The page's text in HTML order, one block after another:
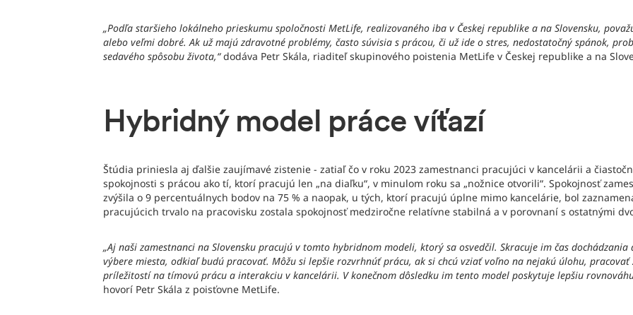
„Podľa staršieho lokálneho prieskumu spoločnosti MetLife, realizovaného iba v Českej republike a na Slovensku,
alebo veľmi dobré. Ak už majú zdravotné problémy, často súvisia s prácou, či už ide o stres, nedostatočný spánok,
sedavého spôsobu života,“dodáva Petr Skála, riaditeľ skupinového poistenia MetLife v Českej republike a na
Hybridný model práce víťazí
Štúdia priniesla aj ďalšie zaujímavé zistenie - zatiaľ čo v roku 2023 zamestnanci pracujúci v kancelárii a
spokojnosti s prácou ako tí, ktorí pracujú len „na diaľku“, v minulom roku sa „nožnice otvorili“. Spokojnosť
zvýšila o 9 percentuálnych bodov na 75 % a naopak, u tých, ktorí pracujú úplne mimo kancelárie, bol
pracujúcich trvalo na pracovisku zostala spokojnosť medziročne relatívne stabilná a v porovnaní s ostatnými
„Aj naši zamestnanci na Slovensku pracujú v tomto hybridnom modeli, ktorý sa osvedčil. Skracuje im čas
výbere miesta, odkiaľ budú pracovať. Môžu si lepšie rozvrhnúť prácu, ak si chcú vziať voľno na nejakú úlohu,
príležitostí na tímovú prácu a interakciu v kancelárii. V konečnom dôsledku im tento model poskytuje lepšiu
hovorí Petr Skála z poisťovne MetLife.